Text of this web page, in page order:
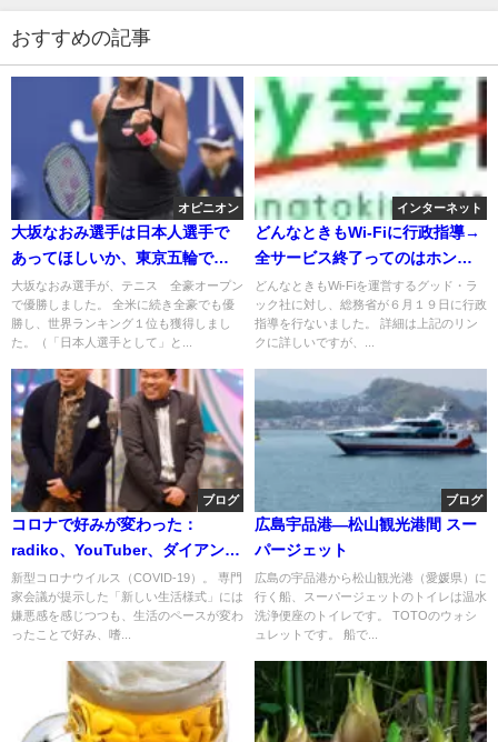
おすすめの記事
オピニオン
大坂なおみ選手は日本人選手で
あってほしいか、東京五輪では
米国選手として出場するのか
大坂なおみ選手が、テニス 全豪オープン
で優勝しました。 全米に続き全豪でも優
勝し、世界ランキング１位も獲得しまし
た。（「日本人選手として」と...
インターネット
どんなときもWi-Fiに行政指導→
全サービス終了ってのはホン
ト？
どんなときもWi-Fiを運営するグッド・ラ
ック社に対し、総務省が６月１９日に行政
指導を行ないました。 詳細は上記のリン
クに詳しいですが、...
ブログ
コロナで好みが変わった：
radiko、YouTuber、ダイアン等
など
新型コロナウイルス（COVID-19）。 専門
家会議が提示した「新しい生活様式」には
嫌悪感を感じつつも、生活のペースが変わ
ったことで好み、嗜...
ブログ
広島宇品港―松山観光港間 スー
パージェット
広島の宇品港から松山観光港（愛媛県）に
行く船、スーパージェットのトイレは温水
洗浄便座のトイレです。 TOTOのウォシ
ュレットです。 船で...